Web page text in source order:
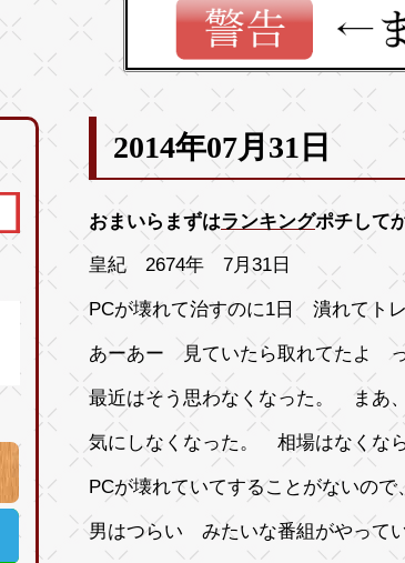
2014年07月31日
おまいらまずはランキングポチして
皇紀 2674年 7月31日
PCが壊れて治すのに1日 潰れてト
あーあー 見ていたら取れてたよ
最近はそう思わなくなった。 まあ
気にしなくなった。 相場はなくな
PCが壊れていてすることがないの
男はつらい みたいな番組がやって